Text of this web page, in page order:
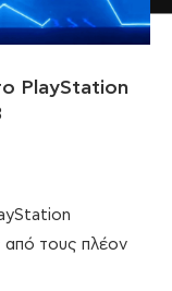
PlayStation
από τους πλέον